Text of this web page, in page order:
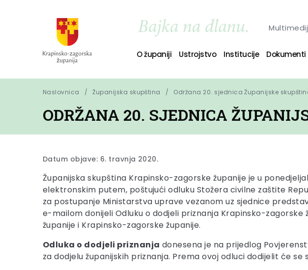
O županiji Ustrojstvo Institucije Dokumenti
Naslovnica Županijska skupština Održana 20. sjednica Županijske
ODRŽANA 20. SJEDNICA
Datum objave: 6. travnja 2020.
Županijska skupština Krapinsko-zagorske županije je u
elektronskim putem, poštujući odluku Stožera civilne zaštite
za postupanje Ministarstva uprave vezanom uz sjednice
e-mailom donijeli Odluku o dodjeli priznanja Krapinsko-
županije i Krapinsko-zagorske županije.
Odluka o dodjeli priznanja donesena je na prijedlog
za dodjelu županijskih priznanja. Prema ovoj odluci dodijelit će se